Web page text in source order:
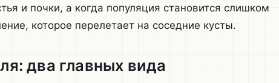
и почки, а когда популяция становится слишком
которое перелетает на соседние кусты.
два главных вида